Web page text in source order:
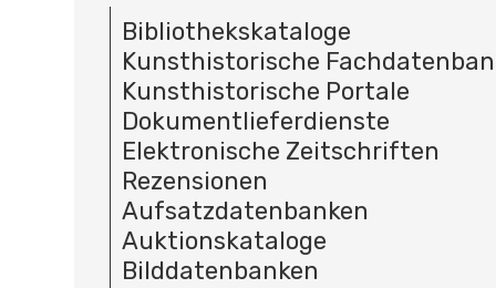
Bibliothekskataloge
Kunsthistorische
Kunsthistorische Portale
Dokumentlieferdienste
Elektronische Zeitschriften
Rezensionen
Aufsatzdatenbanken
Auktionskataloge
Bilddatenbanken